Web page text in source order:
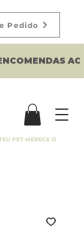
PET MERECE O
Pedido